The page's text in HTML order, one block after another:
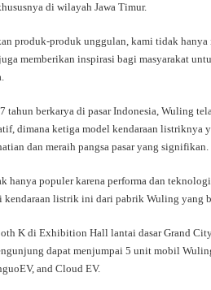
di wilayah Jawa Timur.
produk-produk unggulan, kami tidak
memberikan inspirasi bagi masyarakat
tahun berkarya di pasar Indonesia, Wuling
dimana ketiga model kendaraan listriknya
dan meraih pangsa pasar yang signifikan.
hanya populer karena performa dan
kendaraan listrik ini dari pabrik Wuling yang
K di Exhibition Hall lantai dasar Grand City
dapat menjumpai 5 unit mobil
and Cloud EV.